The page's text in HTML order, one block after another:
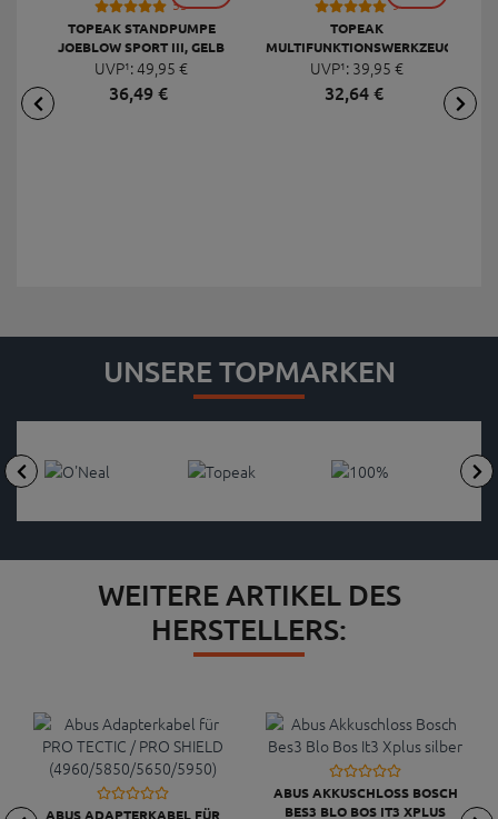
53
TOPEAK STANDPUMPE
JOEBLOW SPORT III, GELB
UVP¹:49,95 €
36,49€
9
TOPEAK
MULTIFUNKTIONSWERKZEUG
MINI 20 PRO
UVP¹: 39,95 €
32,64€
UNSERE TOPMARKEN
WEITERE ARTIKEL DES
HERSTELLERS:
ABUS ADAPTERKABEL FÜR
ABUS AKKUSCHLOSS BOSCH
BES3 BLO BOS IT3 XPLUS